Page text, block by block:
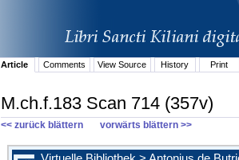
Article
Comments View Source History Print
M.ch.f.183 Scan 714 (357v)
<< zurück blättern vorwärts blättern >>